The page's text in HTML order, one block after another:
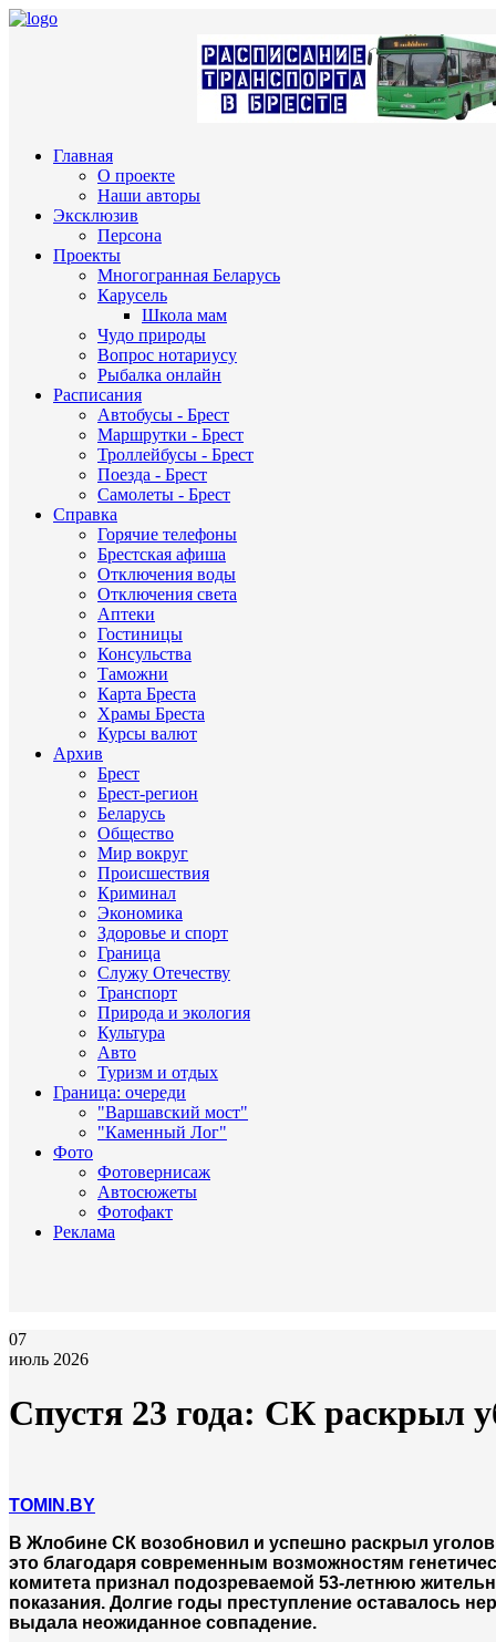
Главная
О проекте
Наши авторы
Эксклюзив
Персона
Проекты
Многогранная Беларусь
Карусель
Школа мам
Чудо природы
Вопрос нотариусу
Рыбалка онлайн
Расписания
Автобусы - Брест
Маршрутки - Брест
Троллейбусы - Брест
Поезда - Брест
Самолеты - Брест
Справка
Горячие телефоны
Брестская афиша
Отключения воды
Отключения света
Аптеки
Гостиницы
Консульства
Таможни
Карта Бреста
Храмы Бреста
Курсы валют
Архив
Брест
Брест-регион
Беларусь
Общество
Мир вокруг
Происшествия
Криминал
Экономика
Здоровье и спорт
Граница
Служу Отечеству
Транспорт
Природа и экология
Культура
Авто
Туризм и отдых
Граница: очереди
"Варшавский мост"
"Каменный Лог"
Фото
Фотовернисаж
Автосюжеты
Фотофакт
Реклама
07
июль 2026
Спустя 23 года: СК раскрыл
TOMIN.BY
В Жлобине СК возобновил и успешно раскрыл
это благодаря современным возможностям
комитета признал подозреваемой 53-летнюю
показания. Долгие годы преступление оставалось
выдала неожиданное совпадение.